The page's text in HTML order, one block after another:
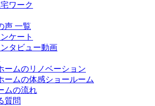
ワーク
声 一覧
ケート
タビュー動画
ームのリノベーション
ームの体感ショールーム
ムの流れ
質問